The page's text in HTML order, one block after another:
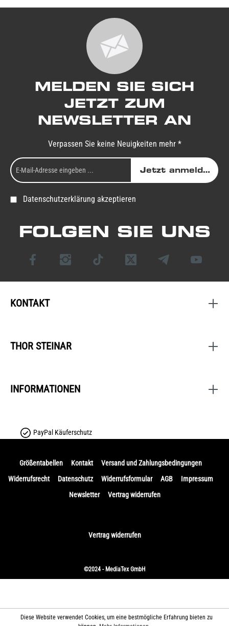
MELDEN SIE SICH
JETZT ZUM
NEWSLETTER AN
Verpassen Sie keine Neuigkeiten mehr *
Jetzt anmelden
Datenschutzerklärung akzeptieren
FOLGEN SIE UNS
KONTAKT
THOR STEINAR
INFORMATIONEN
PayPal Käuferschutz
Größentabellen Kontakt
Versand und Zahlungsbedingungen
Widerrufsrecht
Datenschutz Widerrufsformular AGB
Impressum
Newsletter
Vertrag widerrufen
Vertrag widerrufen
©2024 - MediaTex GmbH
Diese Website verwendet Cookies, um eine bestmögliche Erfahrung bieten zu